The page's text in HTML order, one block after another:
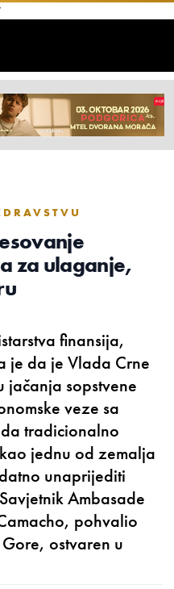
za ulaganje,
finansija,
je da je Vlada Crne
jačanja sopstvene
veze sa
tradicionalno
jednu od zemalja
unaprijediti
Ambasade
pohvalio
ostvaren u